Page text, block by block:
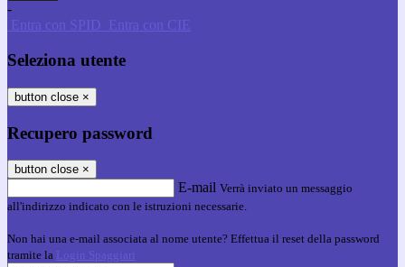
-
Entra con SPID Entra con CIE
Seleziona utente
button close ×
Recupero password
button close ×
E-mail Verrà inviato un messaggio
all'indirizzo indicato con le istruzioni necessarie.
Non hai una e-mail associata al nome utente? Effettua il reset della password
tramite la Login Spaggiari